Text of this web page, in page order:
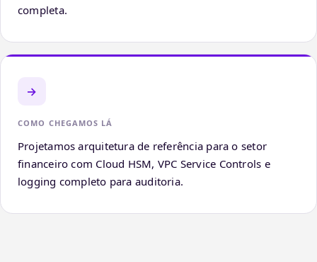
completa.
→
COMO CHEGAMOS LÁ
Projetamos arquitetura de referência para o setor
financeiro com Cloud HSM, VPC Service Controls e
logging completo para auditoria.